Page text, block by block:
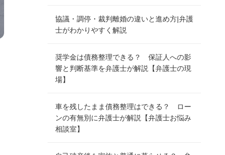
協議・調停・裁判離婚の違いと進め方|弁護
士がわかりやすく解説
奨学金は債務整理できる？ 保証人への影
響と判断基準を弁護士が解説【弁護士の現
場】
車を残したまま債務整理はできる？ ロー
ンの有無別に弁護士が解説【弁護士お悩み
相談室】